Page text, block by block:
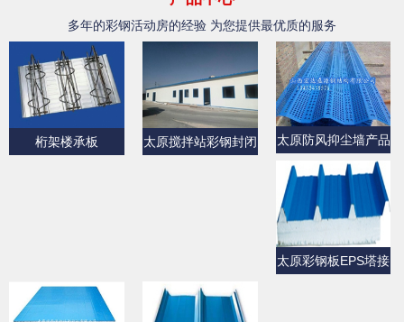
多年的彩钢活动房的经验 为您提供最优质的服务
桁架楼承板
太原搅拌站彩钢封闭
太原防风抑尘墙产品
展示
太原彩钢板EPS塔接